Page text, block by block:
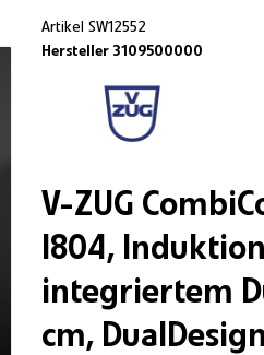
Artikel SW12552
Hersteller 3109500000
V-ZUG
I804,
integriertem
cm,